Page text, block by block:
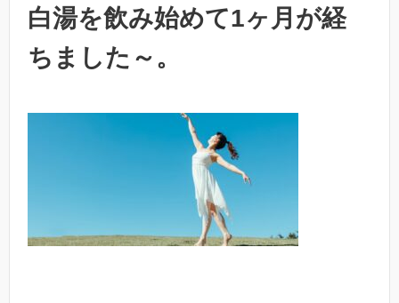
白湯を飲み始めて1ヶ月が経
ちました～。